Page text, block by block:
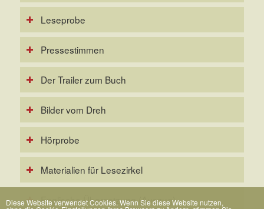
Leseprobe
Pressestimmen
Der Trailer zum Buch
Bilder vom Dreh
Hörprobe
Materialien für Lesezirkel
Englische Übersetzung (Auszug)
Diese Website verwendet Cookies. Wenn Sie diese Website nutzen,